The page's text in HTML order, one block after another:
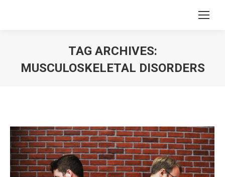
TAG ARCHIVES:
MUSCULOSKELETAL DISORDERS